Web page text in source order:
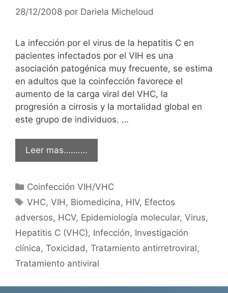
28/12/2008 por Dariela Micheloud
La infección por el virus de la hepatitis C en
pacientes infectados por el VIH es una
asociación patogénica muy frecuente, se estima
en adultos que la coinfección favorece el
aumento de la carga viral del VHC, la
progresión a cirrosis y la mortalidad global en
este grupo de individuos. …
Leer mas……….
Categorías
Coinfección VIH/VHC
Etiquetas
VHC,VIH, Biomedicina, HIV, Efectos
adversos, HCV, Epidemiología molecular, Virus,
Hepatitis C (VHC), Infección, Investigación
clínica, Toxicidad, Tratamiento antirretroviral,
Tratamiento antiviral